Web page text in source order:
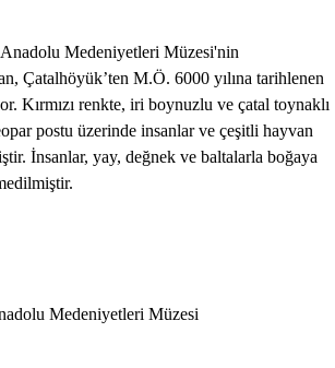
Medeniyetleri Müzesi'nin
Çatalhöyük’ten M.Ö. 6000 yılına tarihlenen
Kırmızı renkte, iri boynuzlu ve çatal toynaklı
postu üzerinde insanlar ve çeşitli hayvan
İnsanlar, yay, değnek ve baltalarla boğaya
Medeniyetleri Müzesi